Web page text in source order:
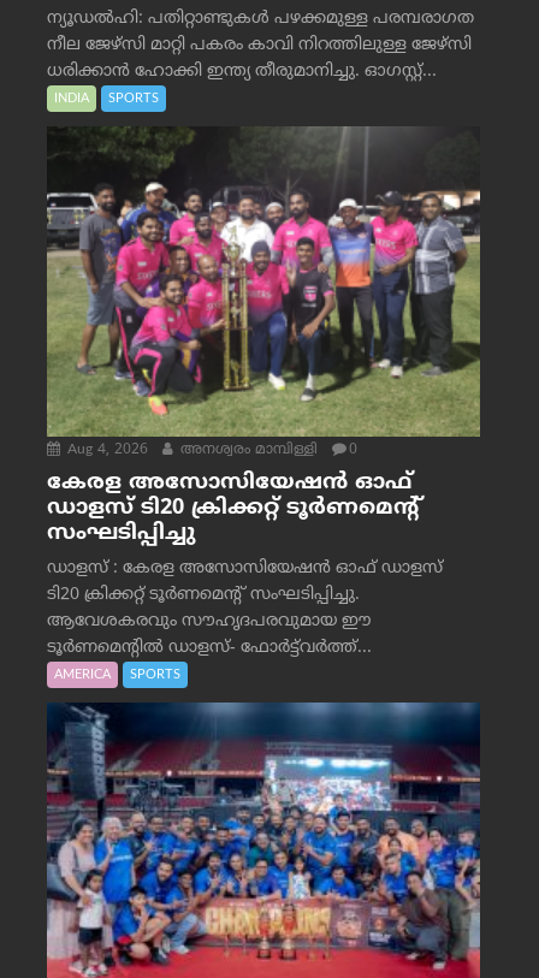
ന്യൂഡൽഹി: പതിറ്റാണ്ടുകൾ പഴക്കമുള്ള പരമ്പരാഗത
നീല ജേഴ്‌സി മാറ്റി പകരം കാവി നിറത്തിലുള്ള ജേഴ്‌സി
ധരിക്കാൻ ഹോക്കി ഇന്ത്യ തീരുമാനിച്ചു. ഓഗസ്റ്റ്...
INDIA SPORTS
Aug 4, 2026 അനശ്വരം മാമ്പിള്ളി 0
കേരള അസോസിയേഷൻ ഓഫ്
ഡാളസ് ടി20 ക്രിക്കറ്റ് ടൂർണമെന്റ്
സംഘടിപ്പിച്ചു
ഡാളസ് : കേരള അസോസിയേഷൻ ഓഫ് ഡാളസ്
ടി20 ക്രിക്കറ്റ് ടൂർണമെന്റ് സംഘടിപ്പിച്ചു.
ആവേശകരവും സൗഹൃദപരവുമായ ഈ
ടൂർണമെന്റിൽ ഡാളസ്- ഫോർട്ട്‌വര്‍ത്ത്...
AMERICA SPORTS